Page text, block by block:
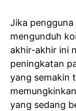
Jika
mengunduh
akhir-akhir ini
peningkatan
yang semakin
yang sedang